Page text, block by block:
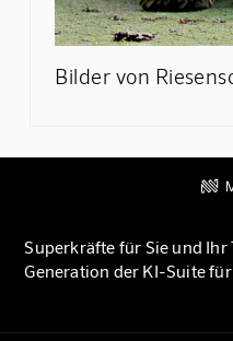
Bilder von
Superkräfte für Sie und Ihr
Generation der KI-Suite